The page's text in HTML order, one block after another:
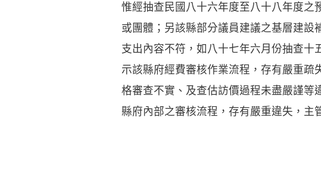
惟經抽查民國八十六年度至八十八年度之
或團體；另該縣部分議員建議之基層建
支出內容不符，如八十七年六月份抽查
示該縣府經費審核作業流程，存有嚴重
格審查不實、及查估訪價過程未盡嚴謹等
縣府內部之審核流程，存有嚴重違失，主